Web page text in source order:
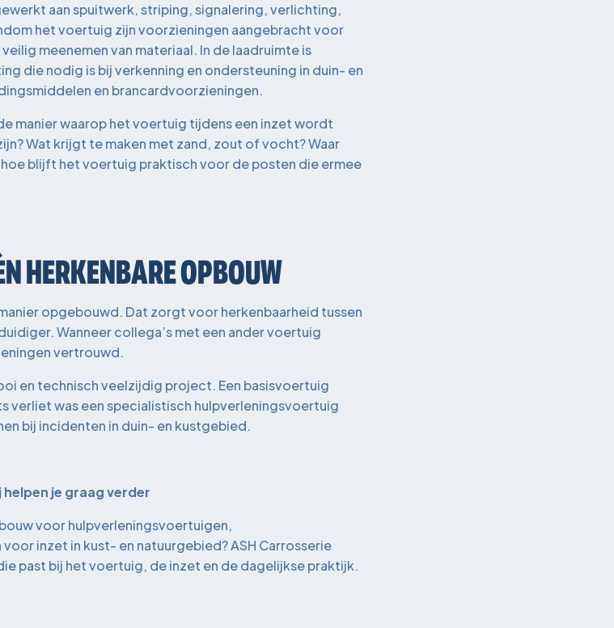
aan spuitwerk, striping, signalering, verlichting,
het voertuig zijn voorzieningen aangebracht voor
meenemen van materiaal. In de laadruimte is
die nodig is bij verkenning en ondersteuning in duin- en
en brancardvoorzieningen.
manier waarop het voertuig tijdens een inzet wordt
Wat krijgt te maken met zand, zout of vocht? Waar
blijft het voertuig praktisch voor de posten die ermee
HERKENBARE OPBOUW
opgebouwd. Dat zorgt voor herkenbaarheid tussen
Wanneer collega’s met een ander voertuig
vertrouwd.
en technisch veelzijdig project. Een basisvoertuig
verliet was een specialistisch hulpverleningsvoertuig
bij incidenten in duin- en kustgebied.
je graag verder
voor hulpverleningsvoertuigen,
inzet in kust- en natuurgebied? ASH Carrosserie
past bij het voertuig, de inzet en de dagelijkse praktijk.